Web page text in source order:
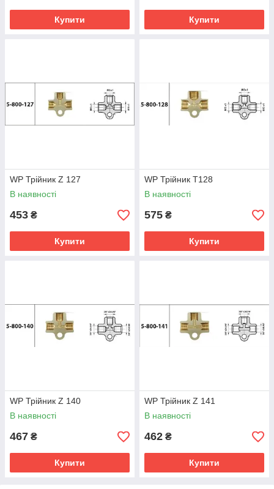
Купити Купити
WP Трійник Z 127
В наявності
453 ₴
Купити
WP Трійник T128
В наявності
575 ₴
Купити
WP Трійник Z 140
В наявності
467 ₴
Купити
WP Трійник Z 141
В наявності
462 ₴
Купити